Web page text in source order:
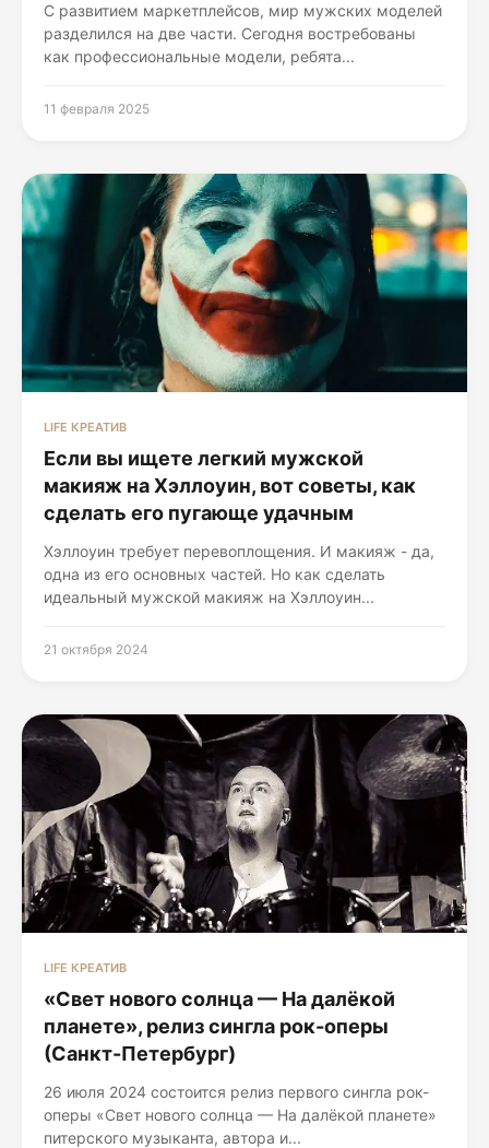
С развитием маркетплейсов, мир мужских моделей
разделился на две части. Сегодня востребованы
как профессиональные модели, ребята...
11 февраля 2025
LIFE КРЕАТИВ
Если вы ищете легкий мужской
макияж на Хэллоуин, вот советы, как
сделать его пугающе удачным
Хэллоуин требует перевоплощения. И макияж - да,
одна из его основных частей. Но как сделать
идеальный мужской макияж на Хэллоуин...
21 октября 2024
LIFE КРЕАТИВ
«Свет нового солнца — На далёкой
планете», релиз сингла рок-оперы
(Санкт-Петербург)
26 июля 2024 состоится релиз первого сингла рок-
оперы «Свет нового солнца — На далёкой планете»
питерского музыканта, автора и...